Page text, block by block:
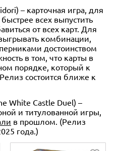
– карточная игра, для
всех выпустить
от всех карт. Для
комбинации,
достоинством
в том, что карты в
порядке, который к
состоится ближе к
White Castle Duel) –
и титулованной игры,
в прошлом. (Релиз
года.)